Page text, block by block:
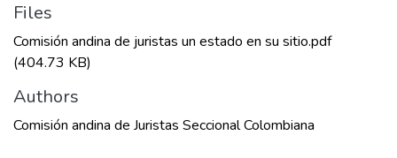
Files
Comisión andina de juristas un estado en su sitio.pdf
(404.73 KB)
Authors
Comisión andina de Juristas Seccional Colombiana